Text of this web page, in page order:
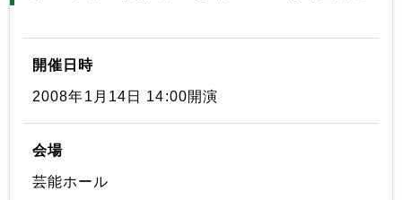
開催日時
2008年1月14日 14:00開演
会場
芸能ホール